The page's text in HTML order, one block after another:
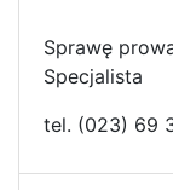
Sprawę
Specjalista
tel. (023) 69